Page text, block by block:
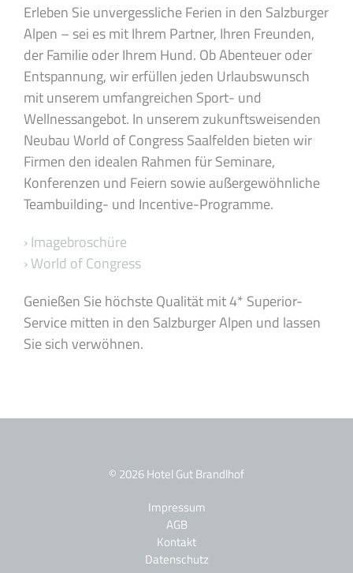
Erleben Sie unvergessliche Ferien in den Salzburger
Alpen – sei es mit Ihrem Partner, Ihren Freunden,
der Familie oder Ihrem Hund. Ob Abenteuer oder
Entspannung, wir erfüllen jeden Urlaubswunsch
mit unserem umfangreichen Sport- und
Wellnessangebot. In unserem zukunftsweisenden
Neubau World of Congress Saalfelden bieten wir
Firmen den idealen Rahmen für Seminare,
Konferenzen und Feiern sowie außergewöhnliche
Teambuilding- und Incentive-Programme.
› Imagebroschüre
› World of Congress
Genießen Sie höchste Qualität mit 4* Superior-
Service mitten in den Salzburger Alpen und lassen
Sie sich verwöhnen.
© 2026 Hotel Gut Brandlhof
Impressum
AGB
Kontakt
Datenschutz